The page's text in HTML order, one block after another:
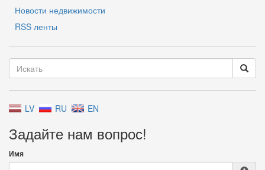
Новости недвижимости
RSS ленты
LV RU EN
Задайте нам вопрос!
Имя